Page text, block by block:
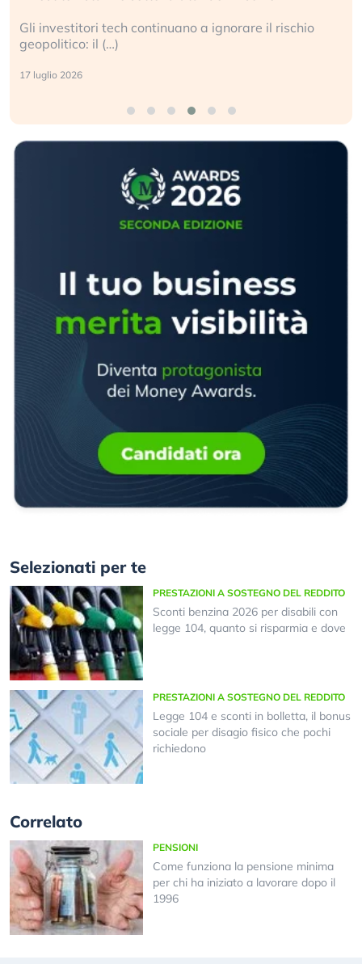
Gli investitori tech continuano a ignorare il rischio
geopolitico: il (…)
17 luglio 2026
Selezionati per te
PRESTAZIONI A SOSTEGNO DEL REDDITO
Sconti benzina 2026 per disabili con
legge 104, quanto si risparmia e dove
PRESTAZIONI A SOSTEGNO DEL REDDITO
Legge 104 e sconti in bolletta, il bonus
sociale per disagio fisico che pochi
richiedono
Correlato
PENSIONI
Come funziona la pensione minima
per chi ha iniziato a lavorare dopo il
1996